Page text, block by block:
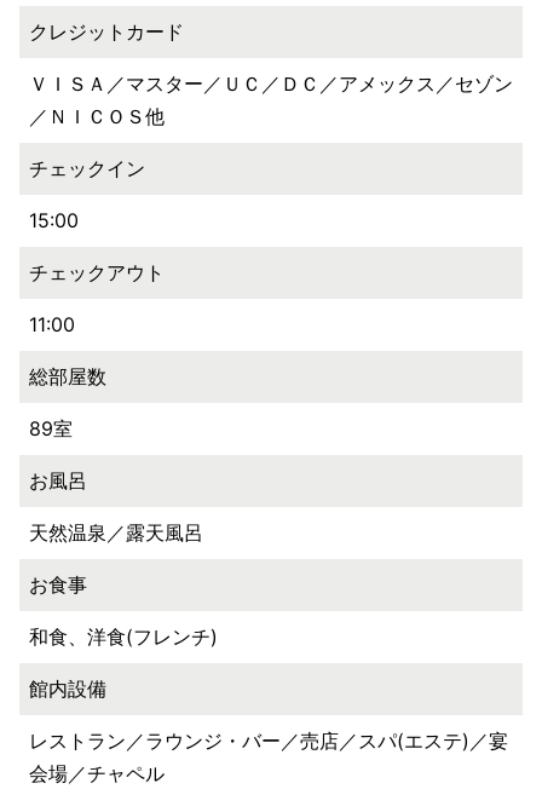
クレジットカード
ＶＩＳＡ／マスター／ＵＣ／ＤＣ／アメックス／セゾン
／ＮＩＣＯＳ他
チェックイン
15:00
チェックアウト
11:00
総部屋数
89室
お風呂
天然温泉／露天風呂
お食事
和食、洋食(フレンチ)
館内設備
レストラン／ラウンジ・バー／売店／スパ(エステ)／宴
会場／チャペル